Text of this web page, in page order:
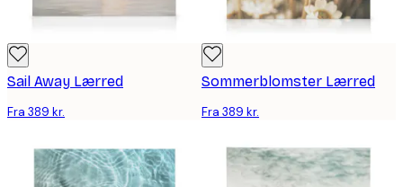
Sail Away Lærred
Fra 389 kr.
Sommerblomster Lærred
Fra 389 kr.